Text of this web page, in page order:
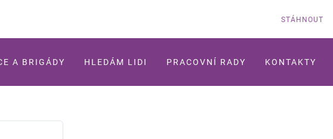
STÁHNOUT
A BRIGÁDY HLEDÁM LIDI PRACOVNÍ RADY KONTAKTY